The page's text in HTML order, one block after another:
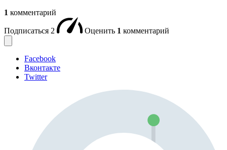
1 комментарий
Подписаться 2 Оценить 1 комментарий
Facebook
Вконтакте
Twitter